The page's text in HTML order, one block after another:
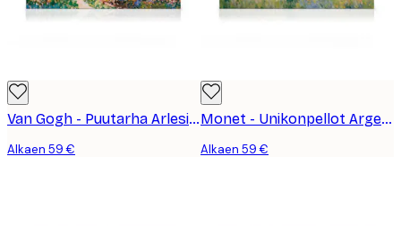
Van Gogh - Puutarha Arlesissa Maisema Kanvaasi
Alkaen 59 €
Monet - Unikonpellot Argenteuilin Lähellä Maisema Kanvaasi
Alkaen 59 €